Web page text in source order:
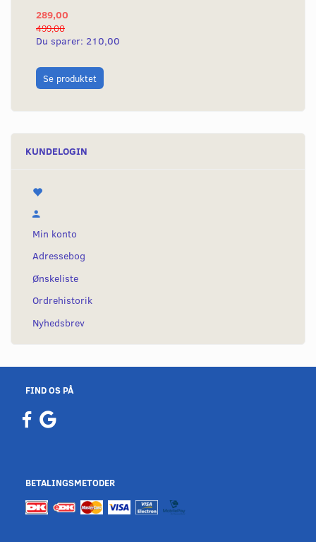
289,00
499,00
Du sparer: 210,00
Se produktet
KUNDELOGIN
Min konto
Adressebog
Ønskeliste
Ordrehistorik
Nyhedsbrev
FIND OS PÅ
BETALINGSMETODER